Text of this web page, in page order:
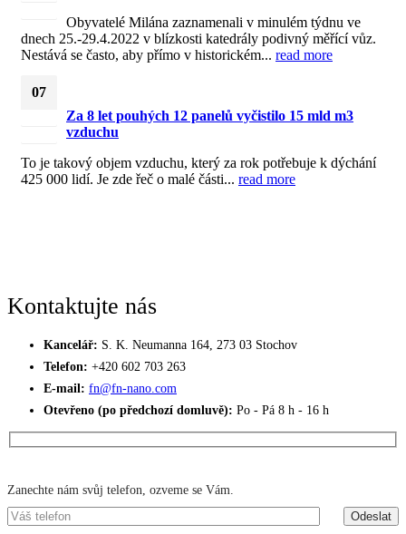
Obyvatelé Milána zaznamenali v minulém týdnu ve
dnech 25.-29.4.2022 v blízkosti katedrály podivný měřící vůz.
Nestává se často, aby přímo v historickém... read more
07
Za 8 let pouhých 12 panelů vyčistilo 15 mld m3
vzduchu
To je takový objem vzduchu, který za rok potřebuje k dýchání
425 000 lidí. Je zde řeč o malé části... read more
Kontaktujte nás
Kancelář: S. K. Neumanna 164, 273 03 Stochov
Telefon: +420 ‭602 703 263‬
E-mail: fn@fn-nano.com
Otevřeno (po předchozí domluvě): Po - Pá 8 h - 16 h
Zanechte nám svůj telefon, ozveme se Vám.